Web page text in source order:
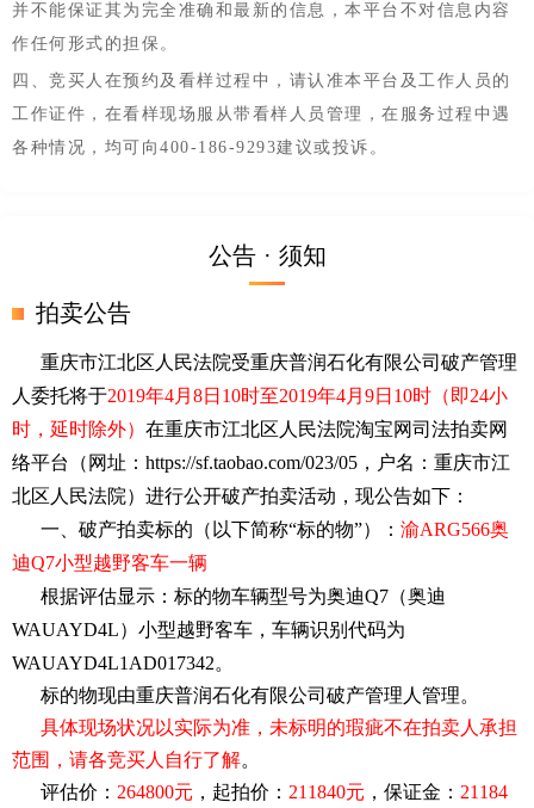
并不能保证其为完全准确和最新的信息，本平台不对信息内容
作任何形式的担保。
四、竞买人在预约及看样过程中，请认准本平台及工作人员的
工作证件，在看样现场服从带看样人员管理，在服务过程中遇
各种情况，均可向400-186-9293建议或投诉。
公告 · 须知
拍卖公告
重庆市江北区人民法院受重庆普润石化有限公司破产管理
人委托将于2019年4月8日 10时至2019年4月9日 10时（即24小
时，延时除外） 在重庆市江北区人民法院淘宝网司法拍卖网
络平台（网址： https://sf.taobao.com/023/05，户名：重庆市江
北区人民法院）进行公开破产拍卖活动，现公告如下：
一、 破产拍卖标的 （以下简称“标的物”） ： 渝ARG566奥
迪Q7小型越野客车一辆
根据评估显示：标的物车辆型号为奥迪Q7（奥迪
WAUAYD4L）小型越野客车 ，车辆识别 代码为
WAUAYD4L1AD017342。
标的物现由重庆普润石化有限公司破产管理人管理。
具体现场状况以实际为准，未标明的瑕疵不在拍卖人承担
范围，请各竞买人自行了解。
评估价： 264800元 ，起拍价： 211840元 ，保证金： 21184